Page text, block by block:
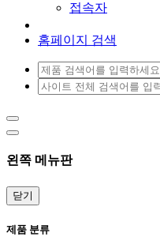
접속자
홈페이지 검색
왼쪽 메뉴판
닫기
제품 분류